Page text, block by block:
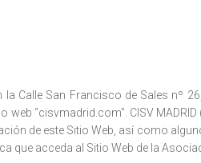
Calle San Francisco de Sales nº
“cisvmadrid.com”. CISV
de este Sitio Web, así­ como
que acceda al Sitio Web de la